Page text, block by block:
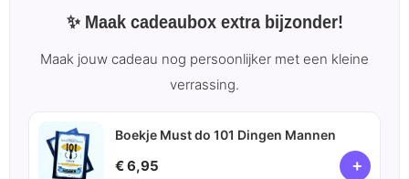
✨ Maak cadeaubox extra bijzonder!
Maak jouw cadeau nog persoonlijker met een kleine
verrassing.
Boekje Must do 101 Dingen Mannen
€ 6,95 +